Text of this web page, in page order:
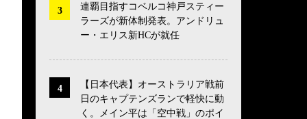
連覇目指すコベルコ神戸スティー
ラーズが新体制発表。アンドリュ
ー・エリス新HCが就任
【日本代表】オーストラリア戦前
日のキャプテンズランで軽快に動
く。メイン平は「空中戦」のポイ